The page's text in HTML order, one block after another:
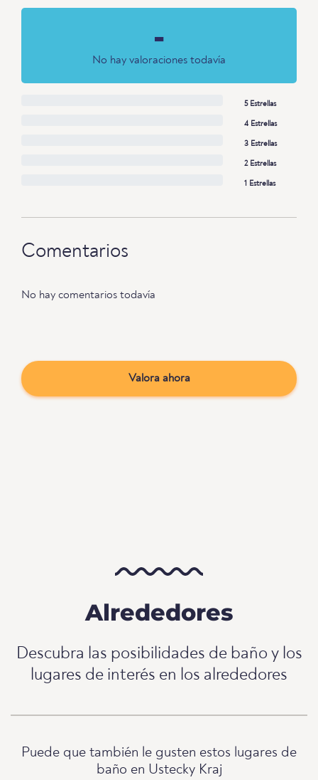
-
No hay valoraciones todavía
5 Estrellas
4 Estrellas
3 Estrellas
2 Estrellas
1 Estrellas
Comentarios
No hay comentarios todavía
Valora ahora
Alrededores
Descubra las posibilidades de baño y los
lugares de interés en los alrededores
Puede que también le gusten estos lugares de
baño en Ustecky Kraj